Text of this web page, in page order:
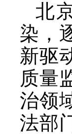
北
染，
新驱
质量
治领
法部